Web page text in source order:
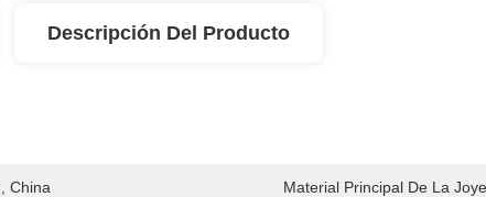
Descripción Del Producto
China Material Principal De La